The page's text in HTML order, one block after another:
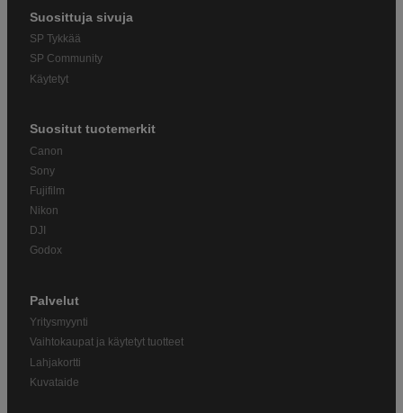
Suosittuja sivuja
SP Tykkää
SP Community
Käytetyt
Suositut tuotemerkit
Canon
Sony
Fujifilm
Nikon
DJI
Godox
Palvelut
Yritysmyynti
Vaihtokaupat ja käytetyt tuotteet
Lahjakortti
Kuvataide